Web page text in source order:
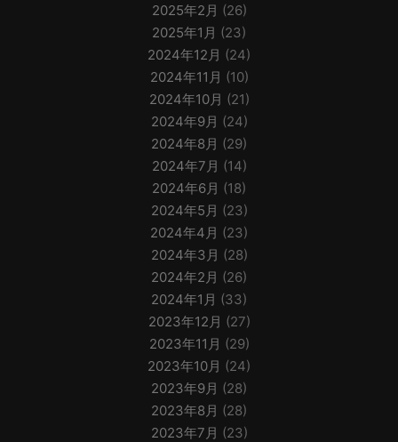
2025年2月 (26)
2025年1月 (23)
2024年12月 (24)
2024年11月 (10)
2024年10月 (21)
2024年9月 (24)
2024年8月 (29)
2024年7月 (14)
2024年6月 (18)
2024年5月 (23)
2024年4月 (23)
2024年3月 (28)
2024年2月 (26)
2024年1月 (33)
2023年12月 (27)
2023年11月 (29)
2023年10月 (24)
2023年9月 (28)
2023年8月 (28)
2023年7月 (23)